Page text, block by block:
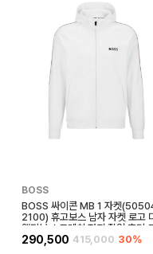
BOSS
BOSS 싸이콘 MB 1 자켓
2100) 휴고보스 남자 자켓 로고
액티브 스트레치 저지 집업 후디
및 스트라이프 후디
290,500 415,000 30%